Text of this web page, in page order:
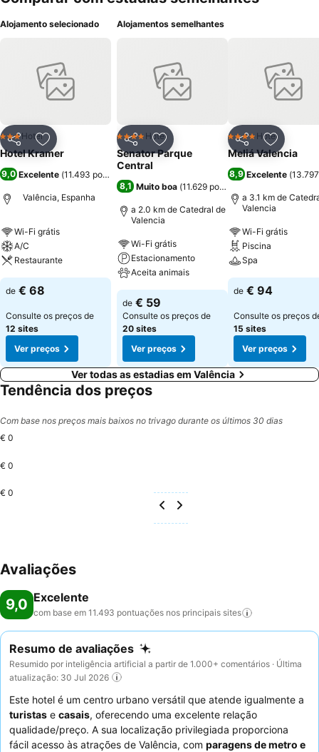
Alojamento selecionado
PartilharAdicionar aos favoritos
3 Estrelas
Hotel
Hotel Kramer
9,0 Excelente (11.493 pontuações
Valência, Espanha
Wi-Fi grátis
A/C
Restaurante
de € 68
Consulte os preços de
12 sites
Ver preços
Alojamentos semelhantes
PartilharAdicionar aos favoritos
4 EstrelasHotel
Senator Parque
Central
8,1 Muito boa (11.629 pontuações
a 2.0 km de Catedral de
Valencia
Wi-Fi grátis
Estacionamento
Aceita animais
de € 59
Consulte os preços de
20 sites
Ver preços
Partilhar
4 EstrelasHotel
Meliá Valencia
8,9 Excelente (
a 3.1 km de
Valencia
Wi-Fi grátis
Piscina
Spa
de € 94
Consulte os preços
15 sites
Ver preços
Ver todas as estadias em Valência
Tendência dos preços
Com base nos preços mais baixos no trivago durante os últimos 30 dias
€ 0
€ 0
€ 0
Avaliações
9,0 Excelente
com base em 11.493 pontuações nos principais sites
Resumo de avaliações
Resumido por inteligência artificial a partir de 1.000+ comentários · Última
atualização: 30 Jul 2026
Este hotel é um centro urbano versátil que atende igualmente a
turistas e casais, oferecendo uma excelente relação
qualidade/preço. A sua localização privilegiada proporciona
fácil acesso às atrações de Valência, com paragens de metro e